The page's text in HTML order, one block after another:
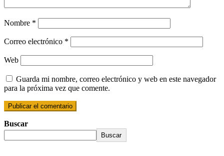
Nombre *
Correo electrónico *
Web
Guarda mi nombre, correo electrónico y web en este navegador
para la próxima vez que comente.
Buscar
Buscar